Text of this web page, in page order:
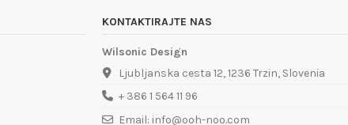
KONTAKTIRAJTE NAS
Wilsonic Design
Ljubljanska cesta 12, 1236 Trzin, Slovenia
+ 386 1 564 11 96
Email: info@ooh-noo.com